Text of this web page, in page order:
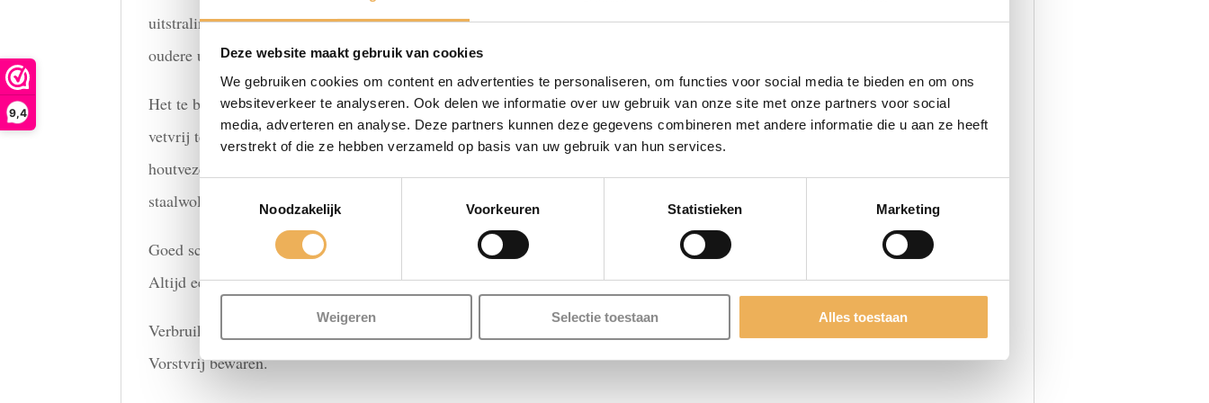
Deze website maakt gebruik van cookies
We gebruiken cookies om content en advertenties te personaliseren, om functies voor social media te bieden en om ons
websiteverkeer te analyseren. Ook delen we informatie over uw gebruik van onze site met onze partners voor social
media, adverteren en analyse. Deze partners kunnen deze gegevens combineren met andere informatie die u aan ze heeft
verstrekt of die ze hebben verzameld op basis van uw gebruik van hun services.
Noodzakelijk
Voorkeuren Statistieken Marketing
Weigeren Selectie toestaan Alles toestaan
9,4
uitstraling geeft. Het voordeel van wasbeits is dat u bij nabehandeling met antiekwas eerder een mooie glans krijgt en dat het een
oudere uitstraling geeft. U kunt het meubel nabehandelen met antiekwas of antivlekwas om te beschermen tegen vocht en vuil.
Het te behandelen oppervlak vooraf schuren en vervolgens het schuurstof zorgvuldig verwijderen. Het oppervlak dient schoon en
vetvrij te zijn. Voor gebruik goed oproeren of schudden. De wasbeits aanbrengen met een kwast of verfspuit in de richting van de
houtvezel. Delen die te dik zijn aangebracht verdelen met een doek of spons. Als de beits goed droog is het meubel met fijne
staalwol
https://merckhoesterck.nl/product-category/schuurproducten/staalwol/ en harde borstel uitborstelen.
Goed schudden voor gebruik.
Altijd eerst een proefstukje opzetten.
Verbruik: 10-12 m2 per liter.
Vorstvrij bewaren.